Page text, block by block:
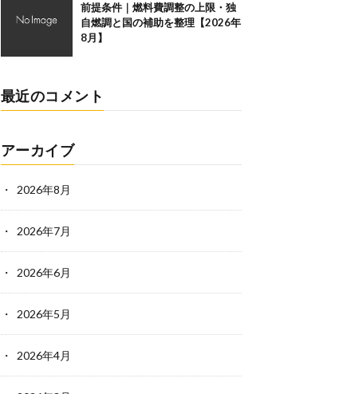
前提条件｜燃料費調整の上限・独
自燃調と国の補助を整理【2026年
8月】
最近のコメント
アーカイブ
2026年8月
2026年7月
2026年6月
2026年5月
2026年4月